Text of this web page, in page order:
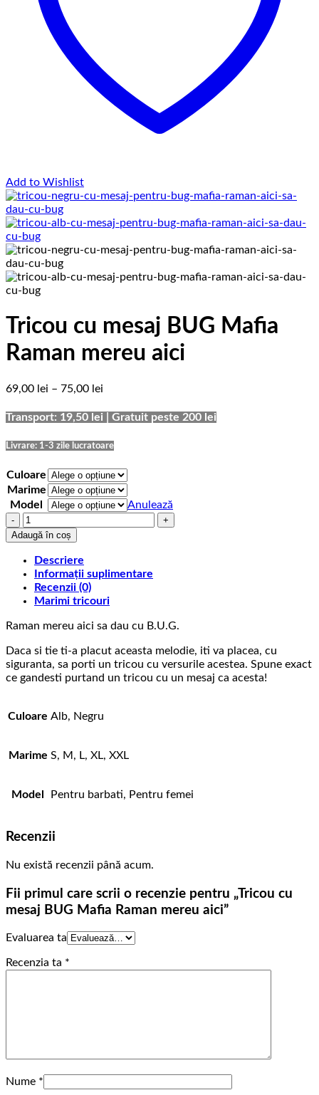
Add to Wishlist
Tricou cu mesaj BUG Mafia
Raman mereu aici
69,00 lei – 75,00 lei
prețuri:
până
75,00 lei
Transport: 19,50 lei | Gratuit peste 200 lei
Livrare: 1-3 zile lucratoare
Culoare
Marime
Model
Anulează
Cantitate
Tricou
cu
mesaj
BUG
Mafia
Raman
aici
Adaugă în coș
Descriere
Informații suplimentare
Recenzii (0)
Marimi tricouri
Raman mereu aici sa dau cu B.U.G.
Daca si tie ti-a placut aceasta melodie, iti va placea, cu
siguranta, sa porti un tricou cu versurile acestea. Spune exact
ce gandesti purtand un tricou cu un mesaj ca acesta!
Culoare Alb, Negru
Marime S, M, L, XL, XXL
Model Pentru barbati, Pentru femei
Recenzii
Nu există recenzii până acum.
Fii primul care scrii o recenzie pentru „Tricou cu
mesaj BUG Mafia Raman mereu aici”
Evaluarea ta
Recenzia ta *
Nume *